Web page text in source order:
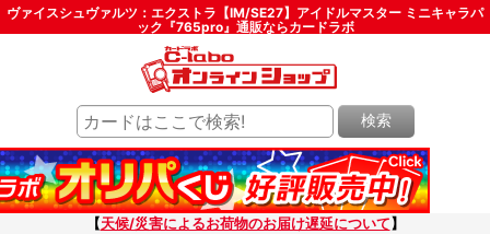
ヴァイスシュヴァルツ：エクストラ【IM/SE27】アイドルマスター ミニキャラパ
ック『765pro』通販ならカードラボ
検索
【天候/災害によるお荷物のお届け遅延について 】